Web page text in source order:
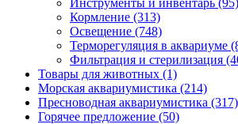
Кормление (313)
Освещение (748)
Терморегуляция в аквариуме
Фильтрация и стерилизация
Товары для животных (1)
Морская аквариумистика (214)
Пресноводная аквариумистика (317)
Горячее предложение (50)